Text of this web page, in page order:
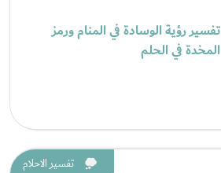
تفسير رؤية الوسادة في المنام ورمز
المخدة في الحلم
تفسير الاحلام